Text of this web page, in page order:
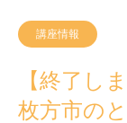
講座情報
【終了し
枚方市の